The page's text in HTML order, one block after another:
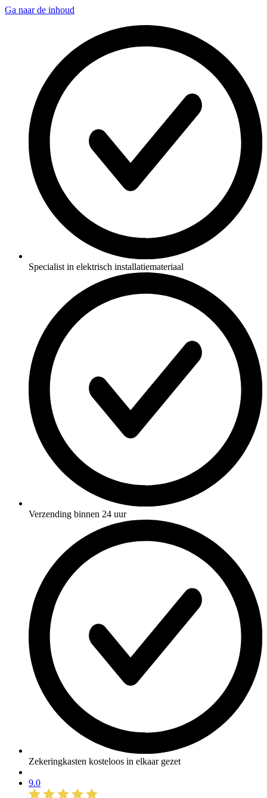
Ga naar de inhoud
Specialist in elektrisch installatiemateriaal
Verzending binnen 24 uur
Zekeringkasten kosteloos in elkaar gezet
9.0